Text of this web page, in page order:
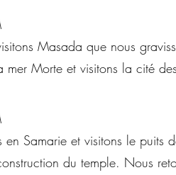
Masada que nous
Morte et visitons la cité
en Samarie et visitons le puits
du temple. Nous